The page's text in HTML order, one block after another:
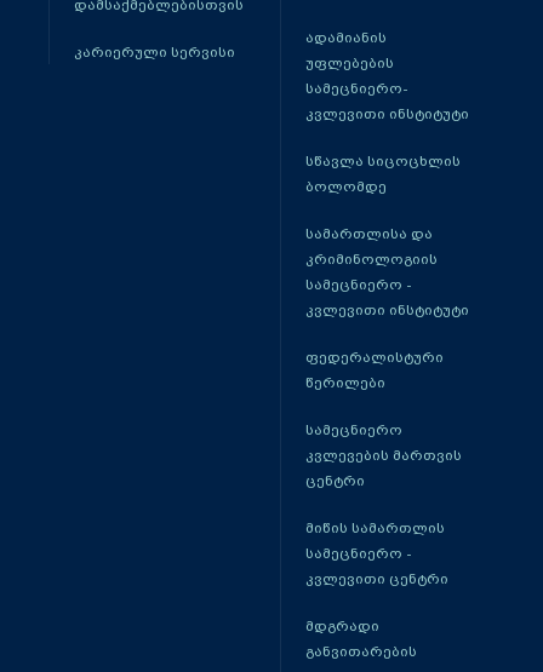
დამსაქმებლებისთვის
კარიერული სერვისი
ადამიანის
უფლებების
სამეცნიერო-
კვლევითი ინსტიტუტი
სწავლა სიცოცხლის
ბოლომდე
სამართლისა და
კრიმინოლოგიის
სამეცნიერო -
კვლევითი ინსტიტუტი
ფედერალისტური
წერილები
სამეცნიერო
კვლევების მართვის
ცენტრი
მიწის სამართლის
სამეცნიერო -
კვლევითი ცენტრი
მდგრადი
განვითარების